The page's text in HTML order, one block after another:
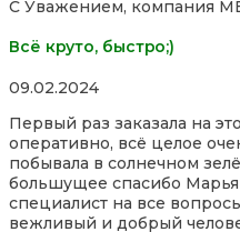
С Уважением, компания
Всё круто, быстро;)
Rated
out
of
5
09.02.2024
Первый раз заказала на
оперативно, всё целое
побывала в солнечном
большущее спасибо
специалист на все
вежливый и добрый